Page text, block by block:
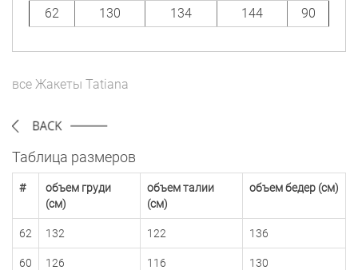
62
130 134 144 90
все Жакеты Tatiana
Таблица размеров
#
объем груди
(см)
объем талии
(см)
объем бедер (см)
62 132 122 136
60 126 116 130